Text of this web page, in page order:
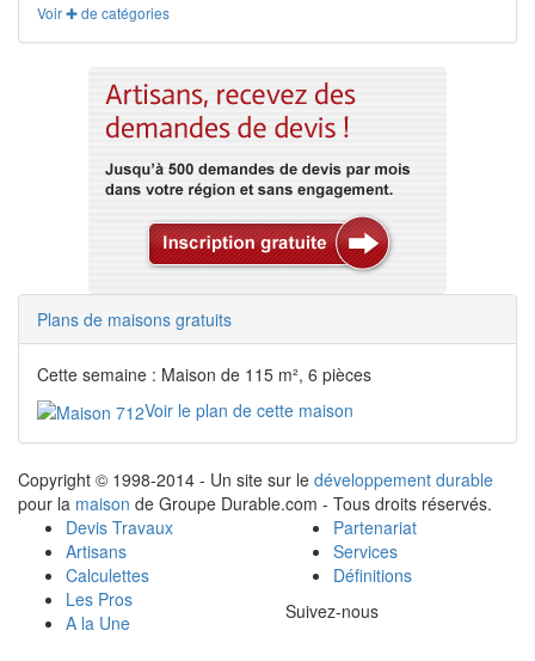
Voir ✚ de catégories
Plans de maisons gratuits
Cette semaine : Maison de 115 m², 6 pièces
Voir le plan de cette maison
Copyright © 1998-2014 - Un site sur le développement durable
pour la maison de Groupe Durable.com - Tous droits réservés.
Devis Travaux
Artisans
Calculettes
Les Pros
A la Une
Partenariat
Services
Définitions
Suivez-nous